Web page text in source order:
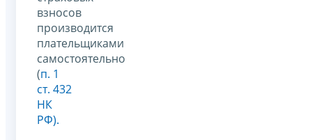
взносов
производится
плательщиками
самостоятельно
(п. 1
ст. 432
НК
РФ).